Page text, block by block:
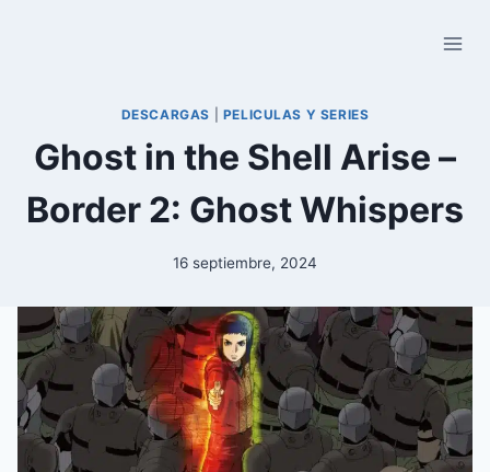
DESCARGAS PELICULAS Y SERIES
Ghost in the Shell Arise –
Border 2: Ghost Whispers
16 septiembre, 2024